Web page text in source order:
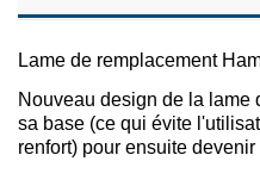
Lame de remplacement
Nouveau design de la lame
sa base (ce qui évite
renfort) pour ensuite